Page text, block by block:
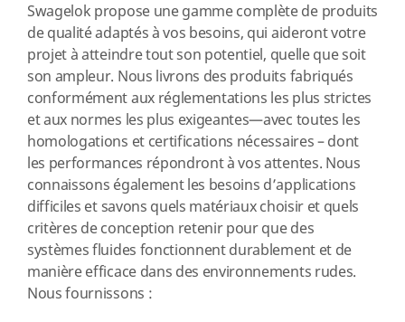
Swagelok propose une gamme complète de produits
de qualité adaptés à vos besoins, qui aideront votre
projet à atteindre tout son potentiel, quelle que soit
son ampleur. Nous livrons des produits fabriqués
conformément aux réglementations les plus strictes
et aux normes les plus exigeantes—avec toutes les
homologations et certifications nécessaires – dont
les performances répondront à vos attentes. Nous
connaissons également les besoins d’applications
difficiles et savons quels matériaux choisir et quels
critères de conception retenir pour que des
systèmes fluides fonctionnent durablement et de
manière efficace dans des environnements rudes.
Nous fournissons :